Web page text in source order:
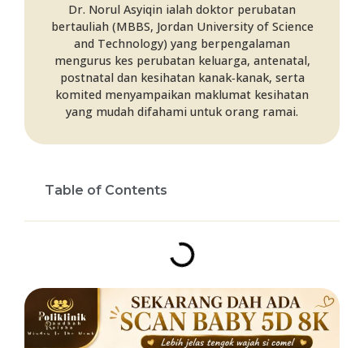
Dr. Norul Asyiqin ialah doktor perubatan
bertauliah (MBBS, Jordan University of Science
and Technology) yang berpengalaman
mengurus kes perubatan keluarga, antenatal,
postnatal dan kesihatan kanak‑kanak, serta
komited menyampaikan maklumat kesihatan
yang mudah difahami untuk orang ramai.
Table of Contents